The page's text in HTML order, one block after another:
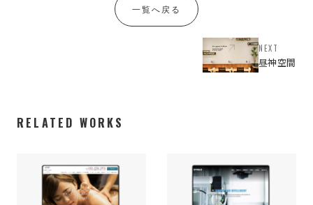
一覧へ戻る
NEXT
昼神空間
RELATED WORKS